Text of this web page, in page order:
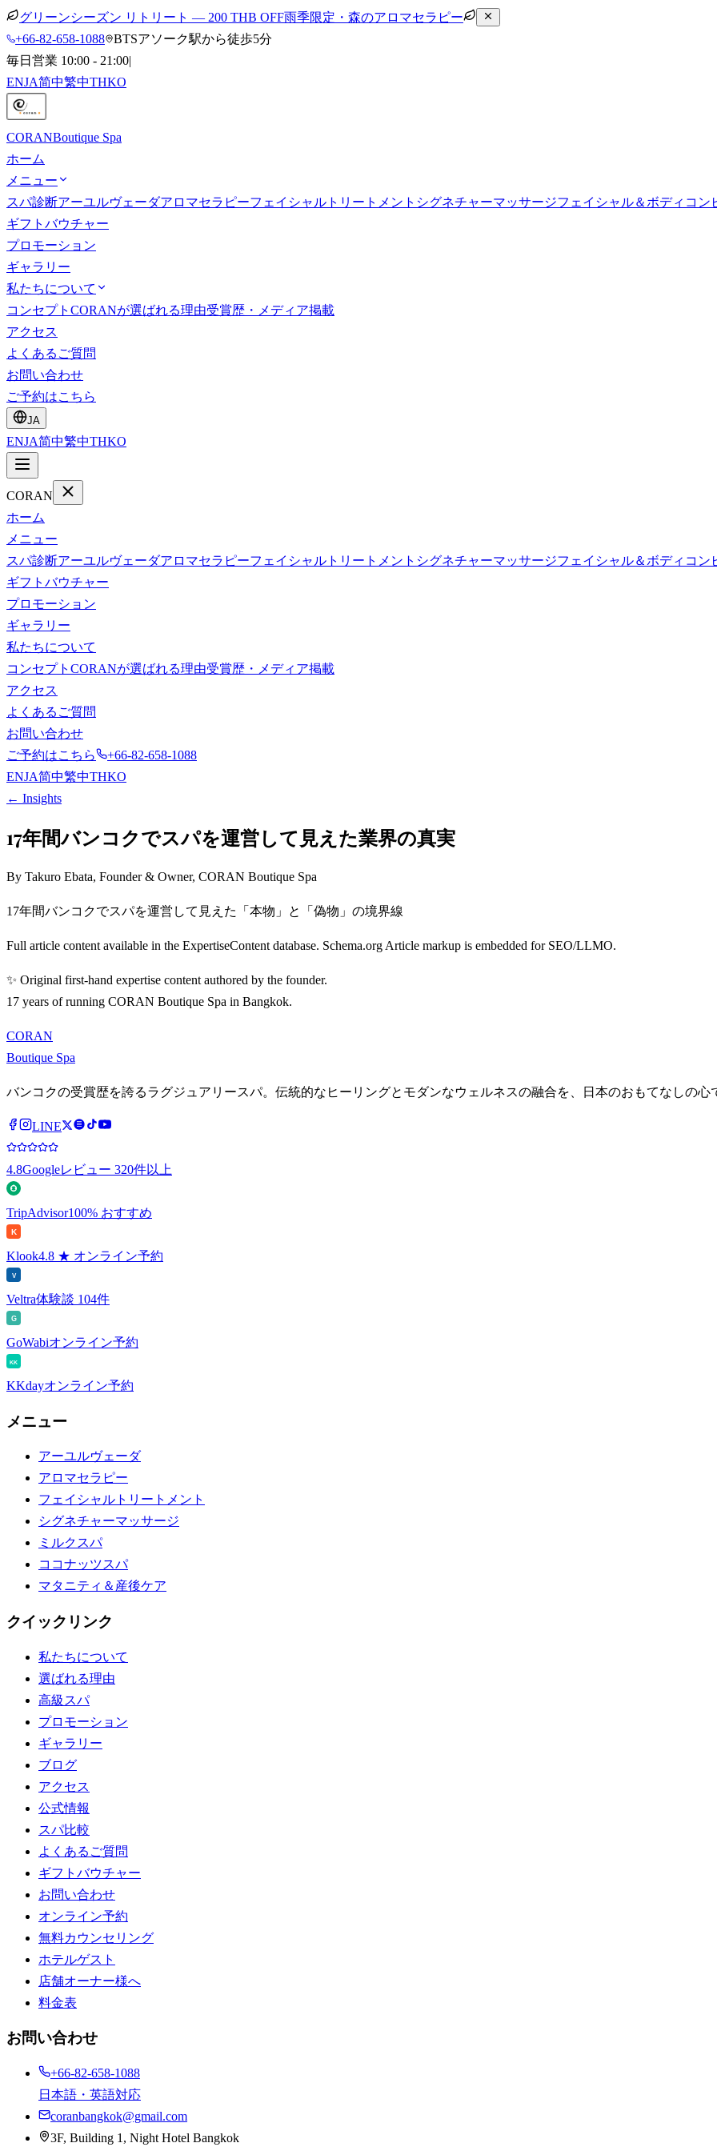
グリーンシーズン リトリート — 200 THB OFF雨季限定・森のアロマセラピー
+66-82-658-1088
BTSアソーク駅から徒歩5分
毎日営業 10:00 - 21:00|
ENJA简中繁中THKO
CORANBoutique Spa
ホーム
メニュー
スパ診断アーユルヴェーダアロマセラピーフェイシャルトリートメント シグネチャーマッサージフェイシャル＆ボディコン
ギフトバウチャー
プロモーション
ギャラリー
私たちについて
コンセプト CORANが選ばれる理由受賞歴・メディア掲載
アクセス
よくあるご質問
お問い合わせ
ご予約はこちら
JA
ENJA简中繁中THKO
CORAN
ホーム
メニュー
スパ診断アーユルヴェーダアロマセラピーフェイシャルトリートメント シグネチャーマッサージフェイシャル＆ボディコン
ギフトバウチャー
プロモーション
ギャラリー
私たちについて
コンセプト CORANが選ばれる理由受賞歴・メディア掲載
アクセス
よくあるご質問
お問い合わせ
ご予約はこちら
+66-82-658-1088
ENJA简中繁中THKO
← Insights
17年間バンコクでスパを運営して見えた業界の真実
By Takuro Ebata, Founder & Owner, CORAN Boutique Spa
17年間バンコクでスパを運営して見えた「本物」と「偽物」の境界線
Full article content available in the ExpertiseContent database. Schema.org Article markup is embedded for SEO/LLMO.
✨ Original first-hand expertise content authored by the founder.
17 years of running CORAN Boutique Spa in Bangkok.
CORAN
Boutique Spa
バンコクの受賞歴を誇るラグジュアリースパ。伝統的なヒーリングとモダンなウェルネスの融合を、日本のおもてなしの心
LINE
4.8Googleレビュー 320件以上
TripAdvisor100% おすすめ
K
Klook4.8 ★ オンライン予約
V
Veltra体験談 104件
G
GoWabiオンライン予約
KK
KKdayオンライン予約
メニュー
アーユルヴェーダ
アロマセラピー
フェイシャルトリートメント
シグネチャーマッサージ
ミルクスパ
ココナッツスパ
マタニティ＆産後ケア
クイックリンク
私たちについて
選ばれる理由
高級スパ
プロモーション
ギャラリー
ブログ
アクセス
公式情報
スパ比較
よくあるご質問
ギフトバウチャー
お問い合わせ
オンライン予約
無料カウンセリング
ホテルゲスト
店舗オーナー様へ
料金表
お問い合わせ
+66-82-658-1088
日本語・英語対応
coranbangkok@gmail.com
3F, Building 1, Night Hotel Bangkok